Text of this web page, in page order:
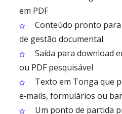
em PDF
Conteúdo pronto
de gestão documental
Saída para download
ou PDF pesquisável
Texto em Tonga que
e‑mails, formulários ou
Um ponto de partida